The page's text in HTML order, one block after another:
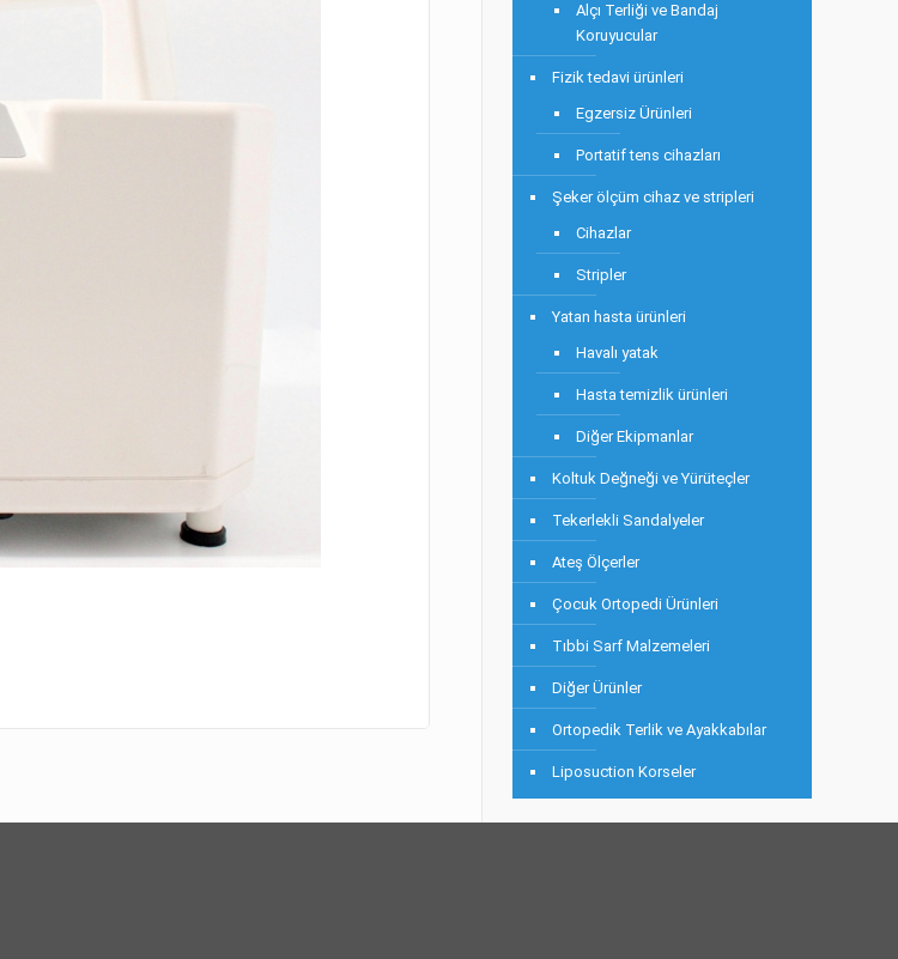
Alçı Terliği ve Bandaj
Koruyucular
Fizik tedavi ürünleri
Egzersiz Ürünleri
Portatif tens cihazları
Şeker ölçüm cihaz ve stripleri
Cihazlar
Stripler
Yatan hasta ürünleri
Havalı yatak
Hasta temizlik ürünleri
Diğer Ekipmanlar
Koltuk Değneği ve Yürüteçler
Tekerlekli Sandalyeler
Ateş Ölçerler
Çocuk Ortopedi Ürünleri
Tıbbi Sarf Malzemeleri
Diğer Ürünler
Ortopedik Terlik ve Ayakkabılar
Liposuction Korseler